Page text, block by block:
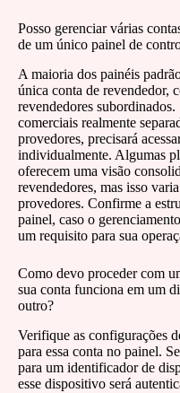
Posso gerenciar várias
de um único painel de
A maioria dos painéis
única conta de revendedor,
revendedores
comerciais realmente
provedores, precisará
individualmente. Algumas
oferecem uma visão
revendedores, mas isso
provedores. Confirme a
painel, caso o
um requisito para sua
Como devo proceder com
sua conta funciona em um
outro?
Verifique as configurações
para essa conta no painel.
para um identificador de
esse dispositivo será